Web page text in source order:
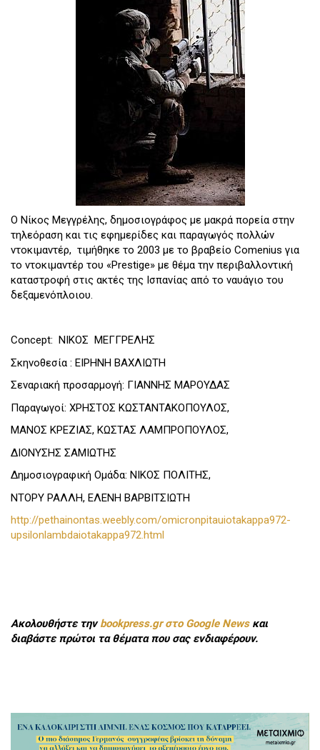
Ο Νίκος Μεγγρέλης, δημοσιογράφος με μακρά πορεία στην
τηλεόραση και τις εφημερίδες και παραγωγός πολλών
ντοκιμαντέρ, τιμήθηκε το 2003 με το βραβείο Comenius για
το ντοκιμαντέρ του «Prestige» με θέμα την περιβαλλοντική
καταστροφή στις ακτές της Ισπανίας από το ναυάγιο του
δεξαμενόπλοιου.
Concept: ΝΙΚΟΣ ΜΕΓΓΡΕΛΗΣ
Σκηνοθεσία : ΕΙΡΗΝΗ ΒΑΧΛΙΩΤΗ
Σεναριακή προσαρμογή: ΓΙΑΝΝΗΣ ΜΑΡΟΥΔΑΣ
Παραγωγοί: ΧΡΗΣΤΟΣ ΚΩΣΤΑΝΤΑΚΟΠΟΥΛΟΣ,
ΜΑΝΟΣ ΚΡΕΖΙΑΣ, ΚΩΣΤΑΣ ΛΑΜΠΡΟΠΟΥΛΟΣ,
ΔΙΟΝΥΣΗΣ ΣΑΜΙΩΤΗΣ
Δημοσιογραφική Ομάδα: ΝΙΚΟΣ ΠΟΛΙΤΗΣ,
ΝΤΟΡΥ ΡΑΛΛΗ, ΕΛΕΝΗ ΒΑΡΒΙΤΣΙΩΤΗ
http://pethainontas.weebly.com/omicronpitauiotakappa972-
upsilonlambdaiotakappa972.html
Ακολουθήστε τηνbookpress.gr στο Google Newsκαι
διαβάστε πρώτοι τα θέματα που σας ενδιαφέρουν.